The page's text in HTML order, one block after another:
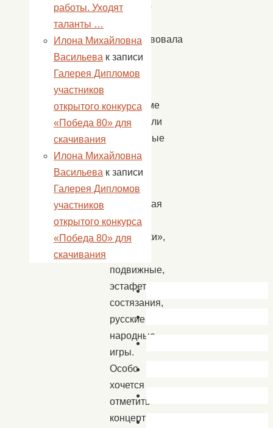
Мищенко
приветствовала
всех
гостей.
программе
прозвучали
пасхальные
стихи
Олега
Гурова,
лирическая
песня
«Реснички»,
подвижные,
эстафетные
состязания,
русские
народные
игры.
Особо
хочется
отметить
концертную
работы. Уходят
таланты …
Илона Михайловна
Васильева к записи
Галерея Дипломов
участников
открытого конкурса
«Победа 80» для
скачивания
Илона Михайловна
Васильева к записи
Галерея Дипломов
участников
открытого конкурса
«Победа 80» для
скачивания